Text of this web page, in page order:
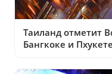
Таиланд отметит
Бангкоке и Пхукете